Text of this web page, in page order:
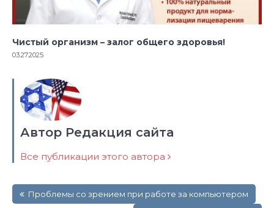
Чистый организм – залог общего здоровья!
03.27.2025
Автор Редакция сайта
Все публикации этого автора
по Проблемы со зрением при работе за компьютером